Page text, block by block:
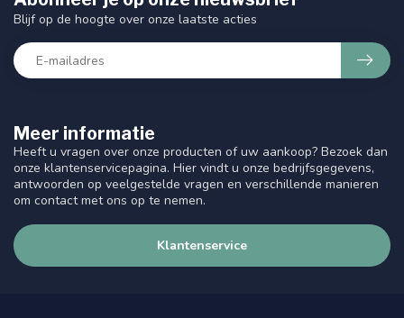
Meer informatie
Heeft u vragen over onze producten of uw aankoop? Bezoek dan
onze klantenservicepagina. Hier vindt u onze bedrijfsgegevens,
antwoorden op veelgestelde vragen en verschillende manieren
om contact met ons op te nemen.
Klantenservice
Blijf op de hoogte over onze laatste acties